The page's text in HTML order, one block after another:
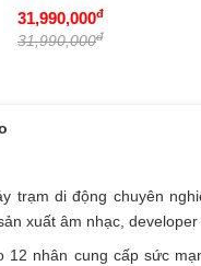
trạm di động chuyên
xuất âm nhạc, developer
12 nhân cung cấp sức
31,990,000đ
31,990,000đ